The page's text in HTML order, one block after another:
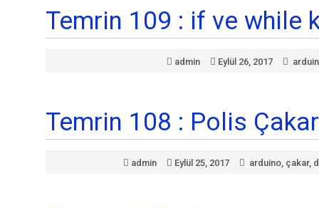
Temrin 109 : if ve while
admin Eylül 26, 2017
Temrin 108 : Polis
admin Eylül 25, 2017 arduino, çakar,